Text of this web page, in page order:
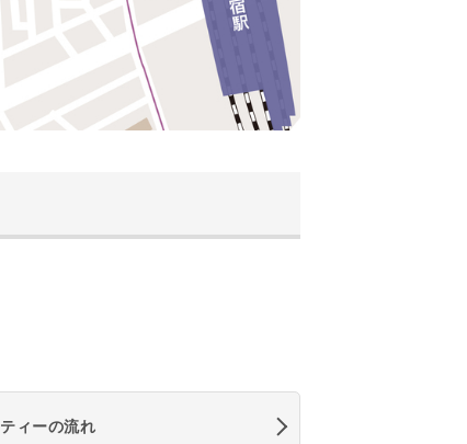
ィーの流れ